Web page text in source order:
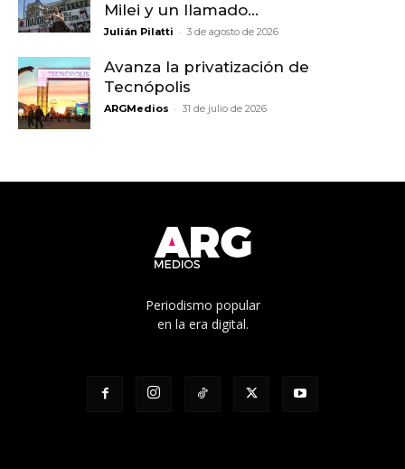
Milei y un llamado...
Julián Pilatti - 3 de agosto de 2026
Avanza la privatización de
Tecnópolis
ARGMedios - 31 de julio de 2026
Periodismo popular
en la era digital.